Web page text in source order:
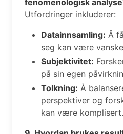
Utfordringer inkluderer:
Datainnsamling: Å
seg kan være
Subjektivitet:
på sin egen
Tolkning: Å
perspektiver og
kan være komplisert.